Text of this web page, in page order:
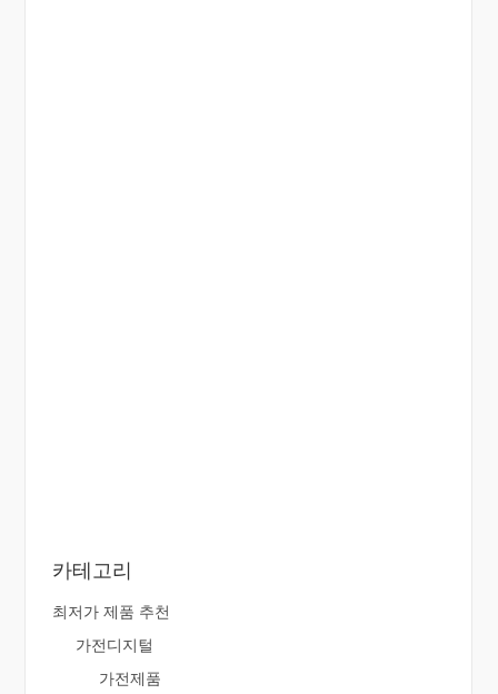
카테고리
최저가 제품 추천
가전디지털
가전제품